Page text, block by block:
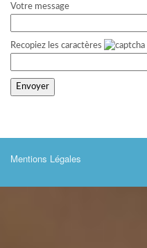
Votre message
Recopiez les caractères
Mentions Légales